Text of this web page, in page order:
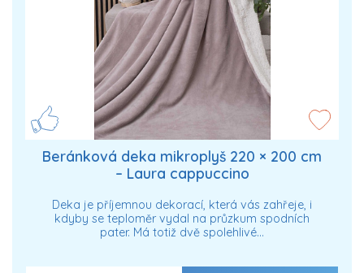
Beránková deka mikroplyš 220 × 200 cm
– Laura cappuccino
Deka je příjemnou dekorací, která vás zahřeje, i
kdyby se teploměr vydal na průzkum spodních
pater. Má totiž dvě spolehlivé…